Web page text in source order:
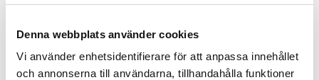
Denna webbplats använder cookies
Vi använder enhetsidentifierare för att anpassa innehållet
och annonserna till användarna, tillhandahålla funktioner
ARTIKEL: 121350 biobe 1134023